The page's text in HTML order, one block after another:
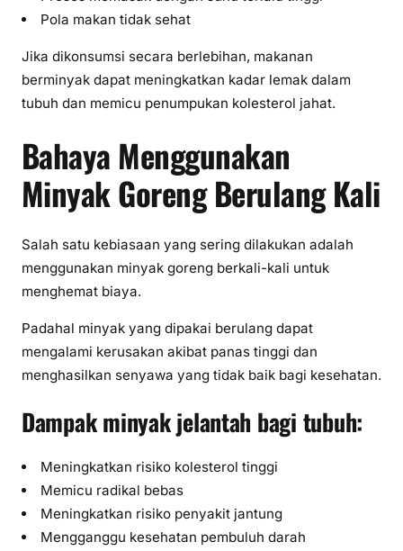
Pola makan tidak sehat
Jika dikonsumsi secara berlebihan, makanan
berminyak dapat meningkatkan kadar lemak dalam
tubuh dan memicu penumpukan kolesterol jahat.
Bahaya Menggunakan
Minyak Goreng Berulang Kali
Salah satu kebiasaan yang sering dilakukan adalah
menggunakan minyak goreng berkali-kali untuk
menghemat biaya.
Padahal minyak yang dipakai berulang dapat
mengalami kerusakan akibat panas tinggi dan
menghasilkan senyawa yang tidak baik bagi kesehatan.
Dampak minyak jelantah bagi tubuh:
Meningkatkan risiko kolesterol tinggi
Memicu radikal bebas
Meningkatkan risiko penyakit jantung
Mengganggu kesehatan pembuluh darah